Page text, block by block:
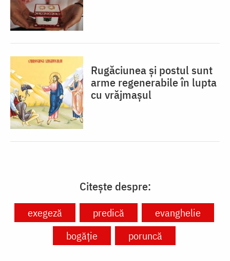
Rugăciunea și postul sunt
arme regenerabile în lupta
cu vrăjmașul
Citește despre:
exegeză predică
evanghelie
bogăție
poruncă